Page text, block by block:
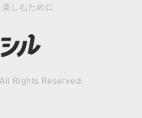
しむために
Rights Reserved.